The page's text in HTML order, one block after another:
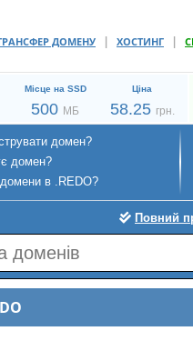
ДОМЕНУ | ХОСТИНГ |
Місце на SSD Ціна
500 МБ 58.25 грн.
домен?
домен?
в .REDO?
Повний